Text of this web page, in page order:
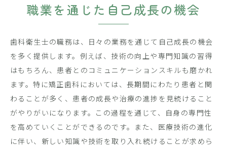
職業を通じた自己成長の機会
歯科衛生士の職務は、日々の業務を通じて自己成長の機会
を多く提供します。例えば、技術の向上や専門知識の習得
はもちろん、患者とのコミュニケーションスキルも磨かれ
ます。特に矯正歯科においては、長期間にわたり患者と関
わることが多く、患者の成長や治療の進捗を見続けること
がやりがいになります。この過程を通じて、自身の専門性
を高めていくことができるのです。また、医療技術の進化
に伴い、新しい知識や技術を取り入れ続けることが求めら